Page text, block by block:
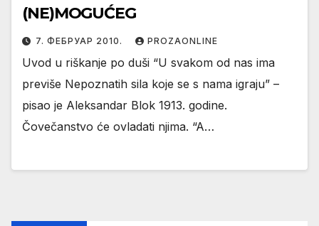
(NE)MOGUĆEG
7. ФЕБРУАР 2010. PROZAONLINE
Uvod u riškanje po duši “U svakom od nas ima
previše Nepoznatih sila koje se s nama igraju” –
pisao je Aleksandar Blok 1913. godine.
Čovečanstvo će ovladati njima. “A…